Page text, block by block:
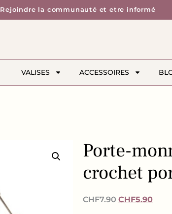
Rejoindre la communauté et etre informé
VALISES ACCESSOIRES
Porte-
crochet
CHF7.90 CHF5.90